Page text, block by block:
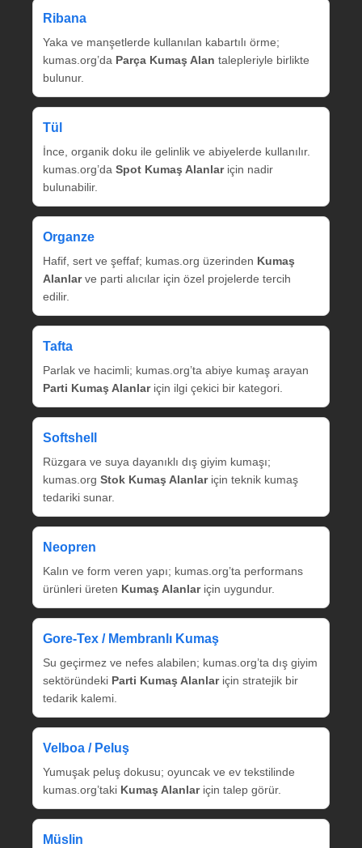
Ribana
Yaka ve manşetlerde kullanılan kabartılı örme;
kumas.org’da Parça Kumaş Alan talepleriyle birlikte
bulunur.
Tül
İnce, organik doku ile gelinlik ve abiyelerde kullanılır.
kumas.org’da Spot Kumaş Alanlariçin nadir
bulunabilir.
Organze
Hafif, sert ve şeffaf; kumas.org üzerinden Kumaş
Alanlarve parti alıcılar için özel projelerde tercih
edilir.
Tafta
Parlak ve hacimli; kumas.org’ta abiye kumaş arayan
Parti Kumaş Alanlariçin ilgi çekici bir kategori.
Softshell
Rüzgara ve suya dayanıklı dış giyim kumaşı;
kumas.org Stok Kumaş Alanlariçin teknik kumaş
tedariki sunar.
Neopren
Kalın ve form veren yapı; kumas.org’ta performans
ürünleri üreten Kumaş Alanlariçin uygundur.
Gore‑Tex / Membranlı Kumaş
Su geçirmez ve nefes alabilen; kumas.org’ta dış giyim
sektöründeki Parti Kumaş Alanlariçin stratejik bir
tedarik kalemi.
Velboa / Peluş
Yumuşak peluş dokusu; oyuncak ve ev tekstilinde
kumas.org’taki Kumaş Alanlariçin talep görür.
Müslin